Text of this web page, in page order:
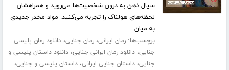
سیال ذهن به درون شخصیت‌ها می‌روید و همراهشان
لحظه‌های هولناک را تجربه می‌کنید. مواد مخدر جدیدی
به میان...
برچسب‌ها:رمان ایرانی،رمان جنایی،دانلود رمان پلیسی
جنایی،دانلود رمان ایرانی جنایی،دانلود داستان پلیسی و
جنایی،داستان جنایی ایرانی،داستان پلیسی و جنایی،